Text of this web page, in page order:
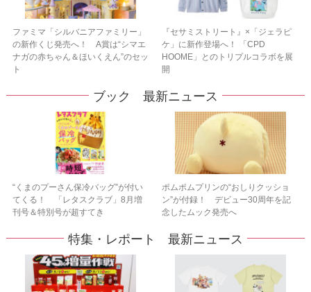
ファミマ「シルバニアファミリー」
の新作くじ発売へ！ A賞は“シマエ
ナガの赤ちゃん＆ほいくえん”のセッ
ト
『セサミストリート』×「ジェラピ
ケ」に新作登場へ！ 「CPD
HOOME」とのトリプルコラボを展
開
ブック 最新ニュース
“くまのプーさん保冷バッグ”が付い
てくる！ 「レタスクラブ」8月増
刊号＆特別号が超すてき
ポムポムプリンの“おしりクッショ
ン”が付録！ デビュー30周年を記
念したムック発売へ
特集・レポート 最新ニュース